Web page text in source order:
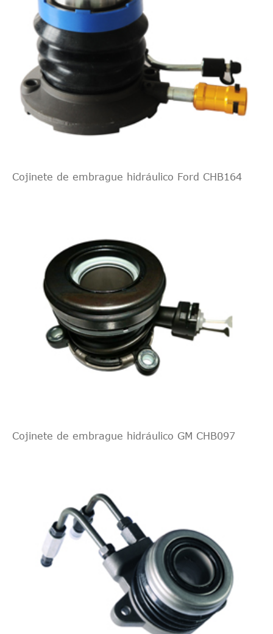
Cojinete de embrague hidráulico Ford CHB164
Cojinete de embrague hidráulico GM CHB097